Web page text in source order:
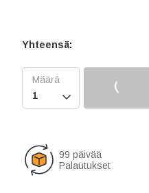
Yhteensä:

99 päivää
Palautukset